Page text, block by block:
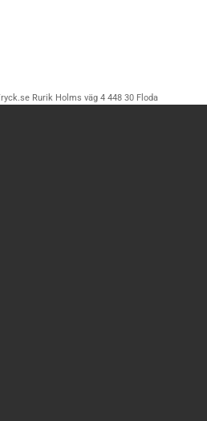
Rurik Holms väg 4 448 30 Floda